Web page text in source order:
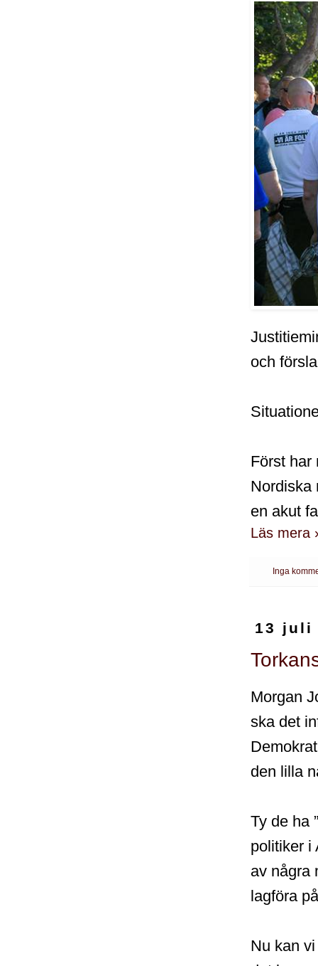
och
Först har
Nordiska
en akut
Läs mera
Inga
13 juli
Morgan
ska det
den lilla
Ty de ha
politiker i
av några
lagföra
Nu kan